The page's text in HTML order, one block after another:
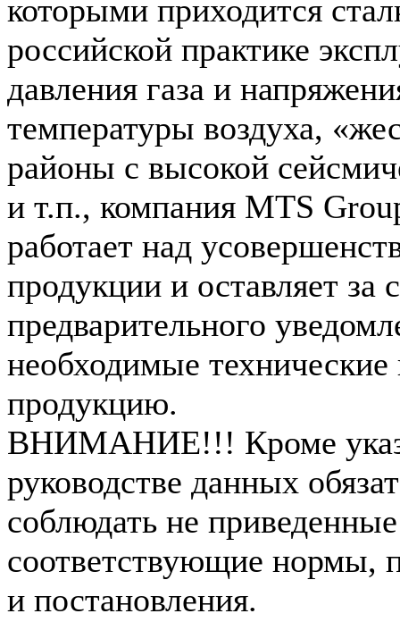
которыми приходится
российской практике
давления газа и
температуры воздуха,
районы с высокой
и т.п., компания MTS
работает над
продукции и оставляет за
предварительного
необходимые
продукцию.
ВНИМАНИЕ!!! Кроме
руководстве данных
соблюдать не приведенные
соответствующие нормы,
и постановления.